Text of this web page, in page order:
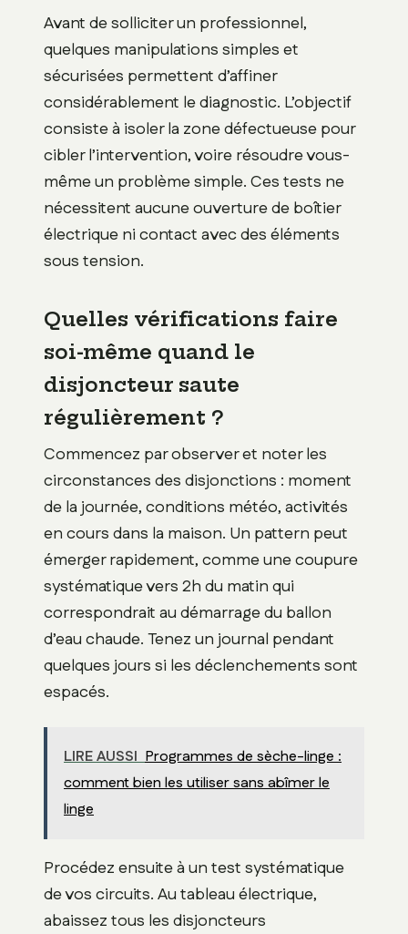
Avant de solliciter un professionnel,
quelques manipulations simples et
sécurisées permettent d’affiner
considérablement le diagnostic. L’objectif
consiste à isoler la zone défectueuse pour
cibler l’intervention, voire résoudre vous-
même un problème simple. Ces tests ne
nécessitent aucune ouverture de boîtier
électrique ni contact avec des éléments
sous tension.
Quelles vérifications faire
soi-même quand le
disjoncteur saute
régulièrement ?
Commencez par observer et noter les
circonstances des disjonctions : moment
de la journée, conditions météo, activités
en cours dans la maison. Un pattern peut
émerger rapidement, comme une coupure
systématique vers 2h du matin qui
correspondrait au démarrage du ballon
d’eau chaude. Tenez un journal pendant
quelques jours si les déclenchements sont
espacés.
LIRE AUSSI Programmes de sèche-linge :
comment bien les utiliser sans abîmer le
linge
Procédez ensuite à un test systématique
de vos circuits. Au tableau électrique,
abaissez tous les disjoncteurs